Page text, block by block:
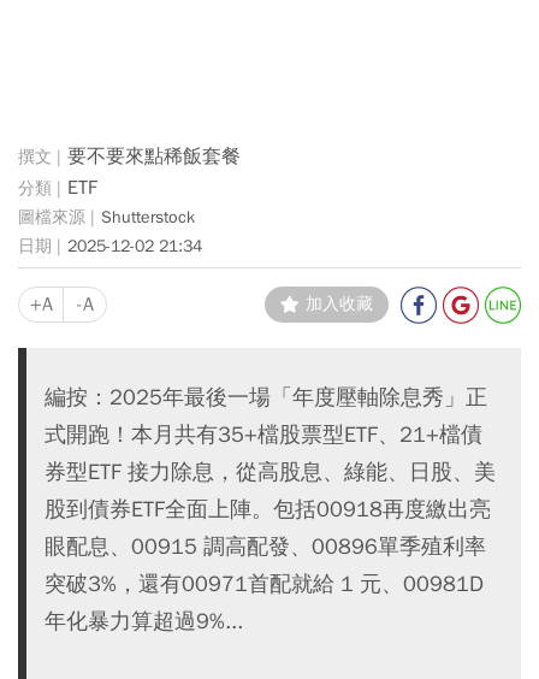
要不要來點稀飯套餐
ETF
Shutterstock
2025-12-02 21:34
+A -A 加入收藏
編按：2025年最後一場「年度壓軸除息秀」正
式開跑！本月共有35+檔股票型ETF、21+檔債
券型ETF 接力除息，從高股息、綠能、日股、美
股到債券ETF全面上陣。包括00918再度繳出亮
眼配息、00915 調高配發、00896單季殖利率
突破3%，還有00971首配就給 1 元、00981D
年化暴力算超過9%...